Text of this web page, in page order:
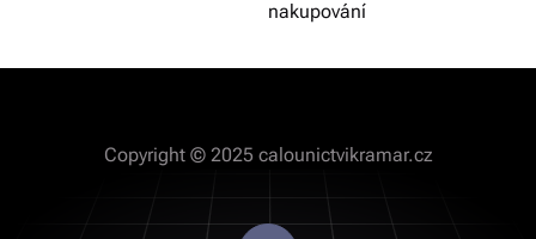
nakupování
Copyright © 2025 calounictvikramar.cz